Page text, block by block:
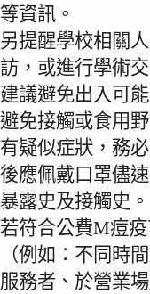
等資訊。
另提醒學校相關
訪，或進行學術
建議避免出入可
避免接觸或食用
有疑似症狀，務
後應佩戴口罩儘
暴露史及接觸史。
若符合公費M痘
（例如：不同時
服務者、於營業